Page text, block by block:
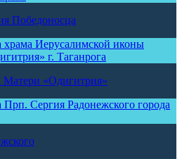
Победоносца
«Одигитрия»